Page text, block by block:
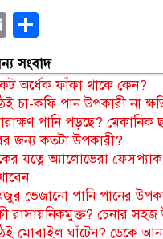
Email
সংবাদ
অর্ধেক ফাঁকা থাকে কেন?
চা-কফি পান উপকারী না
পানি পড়ছে?
জন্য কতটা উপকারী?
যত্নে অ্যালোভেরা ফেসপ্যাক
ভেজানো পানি পানের
রাসায়নিকমুক্ত? চেনার সহজ
মোবাইল ঘাঁটেন? ডেকে